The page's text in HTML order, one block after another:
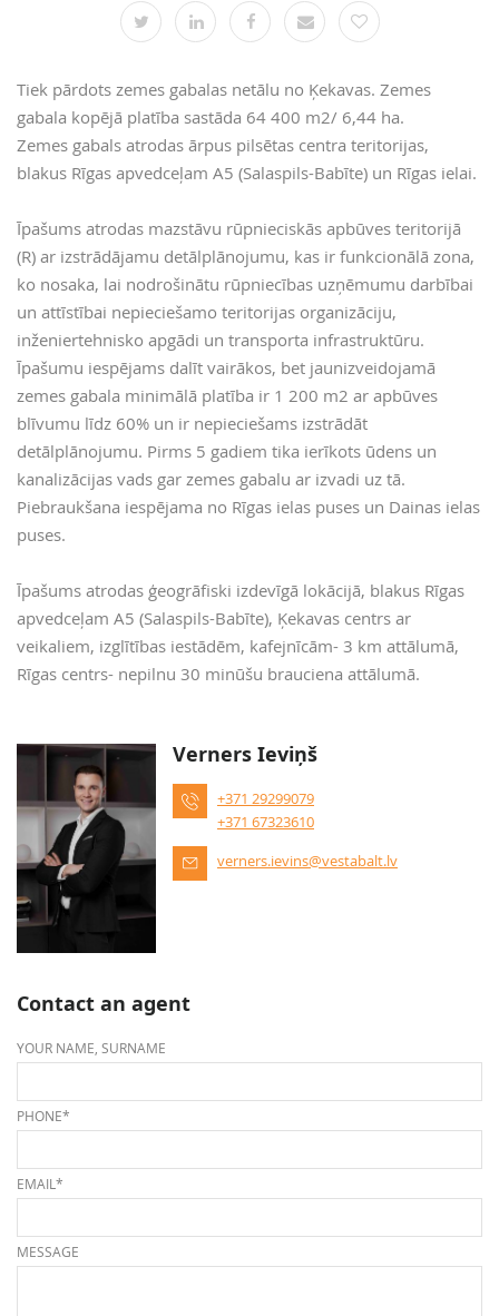
Tiek pārdots zemes gabalas netālu no Ķekavas. Zemes
gabala kopējā platība sastāda 64 400 m2/ 6,44 ha.
Zemes gabals atrodas ārpus pilsētas centra teritorijas,
blakus Rīgas apvedceļam A5 (Salaspils-Babīte) un Rīgas ielai.
Īpašums atrodas mazstāvu rūpnieciskās apbūves teritorijā
(R) ar izstrādājamu detālplānojumu, kas ir funkcionālā zona,
ko nosaka, lai nodrošinātu rūpniecības uzņēmumu darbībai
un attīstībai nepieciešamo teritorijas organizāciju,
inženiertehnisko apgādi un transporta infrastruktūru.
Īpašumu iespējams dalīt vairākos, bet jaunizveidojamā
zemes gabala minimālā platība ir 1 200 m2 ar apbūves
blīvumu līdz 60% un ir nepieciešams izstrādāt
detālplānojumu. Pirms 5 gadiem tika ierīkots ūdens un
kanalizācijas vads gar zemes gabalu ar izvadi uz tā.
Piebraukšana iespējama no Rīgas ielas puses un Dainas ielas
puses.
Īpašums atrodas ģeogrāfiski izdevīgā lokācijā, blakus Rīgas
apvedceļam A5 (Salaspils-Babīte), Ķekavas centrs ar
veikaliem, izglītības iestādēm, kafejnīcām- 3 km attālumā,
Rīgas centrs- nepilnu 30 minūšu brauciena attālumā.
Verners Ieviņš
+371 29299079
+371 67323610
verners.ievins@vestabalt.lv
Contact an agent
YOUR NAME, SURNAME
PHONE*
EMAIL*
MESSAGE